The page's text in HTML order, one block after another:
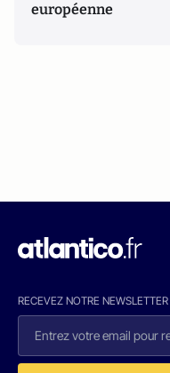
européenne
RECEVEZ NOTRE NEWSLETTER